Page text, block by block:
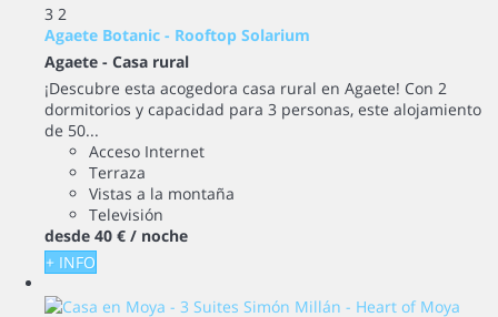
3 2
Agaete Botanic - Rooftop Solarium
Agaete - Casa rural
¡Descubre esta acogedora casa rural en Agaete! Con 2
dormitorios y capacidad para 3 personas, este alojamiento
de 50...
Acceso Internet
Terraza
Vistas a la montaña
Televisión
desde 40 € / noche
+ INFO